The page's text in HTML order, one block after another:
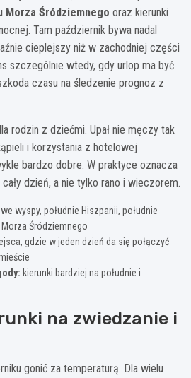
Morza Śródziemnego oraz kierunki
Tam październik bywa nadal
cieplejszy niż w zachodniej części
szczególnie wtedy, gdy urlop ma być
czasu na śledzenie prognoz z
rodzin z dziećmi. Upał nie męczy tak
i korzystania z hotelowej
bardzo dobre. W praktyce oznacza
dzień, a nie tylko rano i wieczorem.
wyspy, południe Hiszpanii, południe
Śródziemnego
gdzie w jeden dzień da się połączyć
kierunki bardziej na południe i
na zwiedzanie i
gonić za temperaturą. Dla wielu